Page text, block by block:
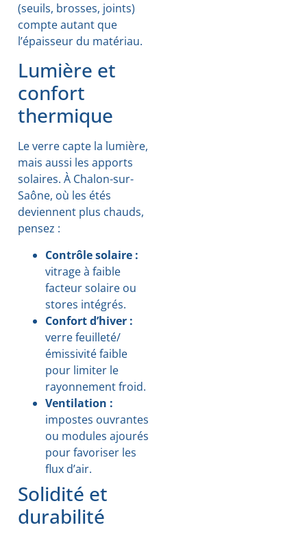
(seuils, brosses, joints)
compte autant que
l’épaisseur du matériau.
Lumière et
confort
thermique
Le verre capte la lumière,
mais aussi les apports
solaires. À Chalon-sur-
Saône, où les étés
deviennent plus chauds,
pensez :
Contrôle solaire :
vitrage à faible
facteur solaire ou
stores intégrés.
Confort d’hiver :
verre feuilleté/
émissivité faible
pour limiter le
rayonnement froid.
Ventilation :
impostes ouvrantes
ou modules ajourés
pour favoriser les
flux d’air.
Solidité et
durabilité